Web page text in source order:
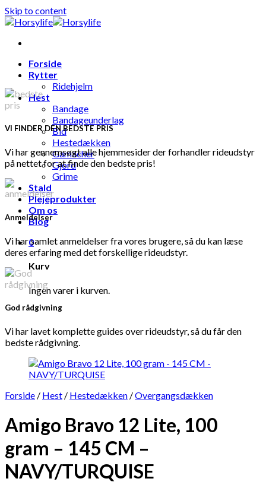
Skip to content
Forside
Rytter
Ridehjelm
Hest
Bandage
Bandageunderlag
Bid
Hestedækken
Gamacher
Gjord
Grime
Stald
Plejeprodukter
Om os
Blog
0
Kurv
Ingen varer i kurven.
VI FINDER DEN BEDSTE PRIS
Vi har gennemsøgt alle hjemmesider der forhandler rideudstyr
på nettet for at finde den bedste pris!
Anmeldelser
Vi har samlet anmeldelser fra vores brugere, så du kan læse
deres erfaring med det forskellige rideudstyr.
God rådgivning
Vi har lavet komplette guides over rideudstyr, så du får den
bedste rådgivning.
Forside / Hest / Hestedækken /Overgangsdækken
Amigo Bravo 12 Lite, 100
gram – 145 CM –
NAVY/TURQUISE